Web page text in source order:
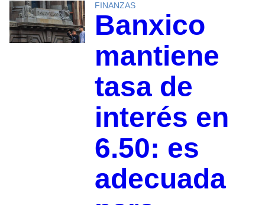
FINANZAS
Banxico
mantiene
tasa de
interés en
6.50: es
adecuada